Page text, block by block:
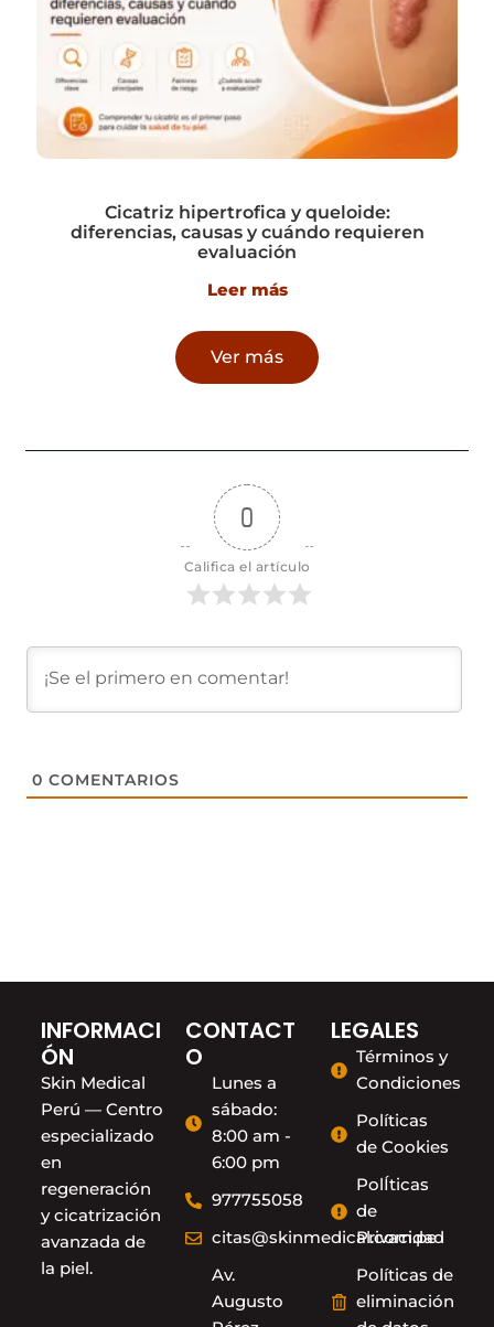
Cicatriz hipertrofica y queloide:
diferencias, causas y cuándo requieren
evaluación
Leer más
Ver más
0
Califica el artículo
0 COMENTARIOS
INFORMACI
ÓN
Skin Medical
Perú — Centro
especializado
en
regeneración
y cicatrización
avanzada de
la piel.
CONTACT
O
Lunes a
sábado:
8:00 am -
6:00 pm
977755058
citas@skinmedical.com.pe
Av.
Augusto
LEGALES
Términos y
Condiciones
Políticas
de Cookies
PolÍticas
de
Privacidad
Políticas de
eliminación